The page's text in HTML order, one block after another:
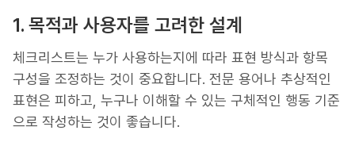
1. 목적과 사용자를 고려한 설계
체크리스트는 누가 사용하는지에 따라 표현 방식과 항목
구성을 조정하는 것이 중요합니다. 전문 용어나 추상적인
표현은 피하고, 누구나 이해할 수 있는 구체적인 행동 기준
으로 작성하는 것이 좋습니다.